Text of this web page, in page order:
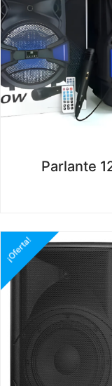
Parlante
¡Oferta!